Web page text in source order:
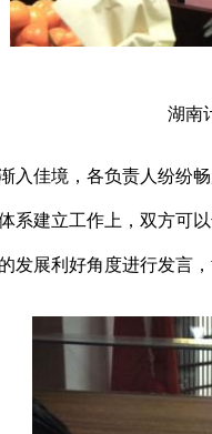
湖南
入佳境，各负责人纷纷
系建立工作上，双方可
发展利好角度进行发言